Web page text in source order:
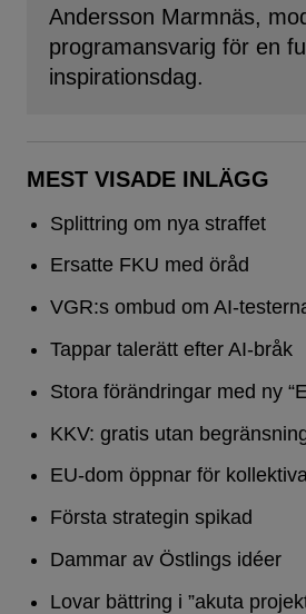
Andersson Marmnäs,
programansvarig för en
inspirationsdag.
MEST VISADE INLÄGG
Splittring om nya straffet
Ersatte FKU med öråd
VGR:s ombud om AI-
Tappar talerätt efter AI-bråk
Stora förändringar med ny
KKV: gratis utan
EU-dom öppnar för
Första strategin spikad
Dammar av Östlings idéer
Lovar bättring i ”akuta